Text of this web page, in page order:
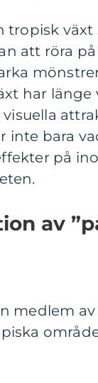
tropisk
att röra på
har
bara
på
av
medlem